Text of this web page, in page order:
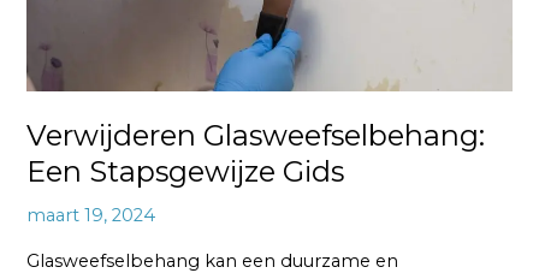
Verwijderen Glasweefselbehang:
Een Stapsgewijze Gids
maart 19, 2024
Glasweefselbehang kan een duurzame en